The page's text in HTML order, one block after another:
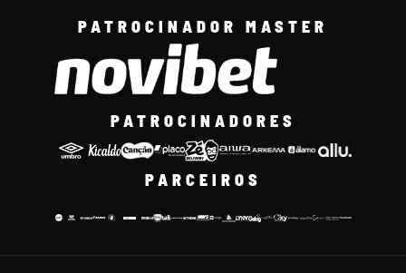
PATROCINADOR MASTER
PATROCINADORES
PARCEIROS